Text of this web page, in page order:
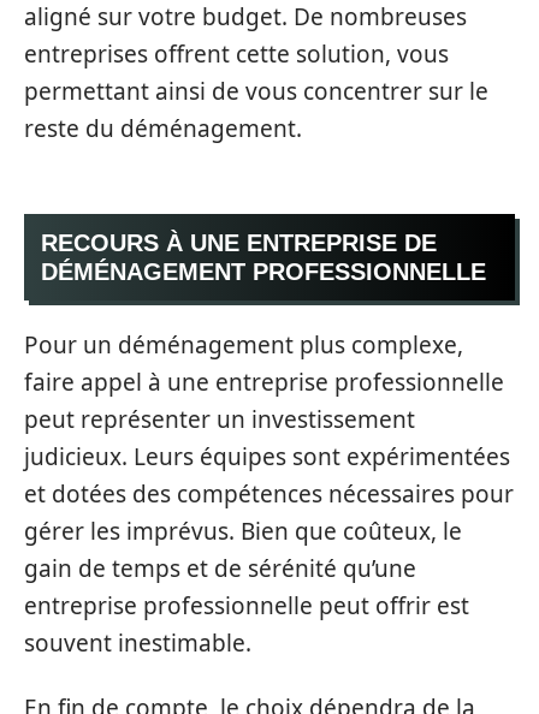
aligné sur votre budget. De nombreuses
entreprises offrent cette solution, vous
permettant ainsi de vous concentrer sur le
reste du déménagement.
RECOURS À UNE ENTREPRISE DE
DÉMÉNAGEMENT PROFESSIONNELLE
Pour un déménagement plus complexe,
faire appel à une entreprise professionnelle
peut représenter un investissement
judicieux. Leurs équipes sont expérimentées
et dotées des compétences nécessaires pour
gérer les imprévus. Bien que coûteux, le
gain de temps et de sérénité qu’une
entreprise professionnelle peut offrir est
souvent inestimable.
En fin de compte, le choix dépendra de la